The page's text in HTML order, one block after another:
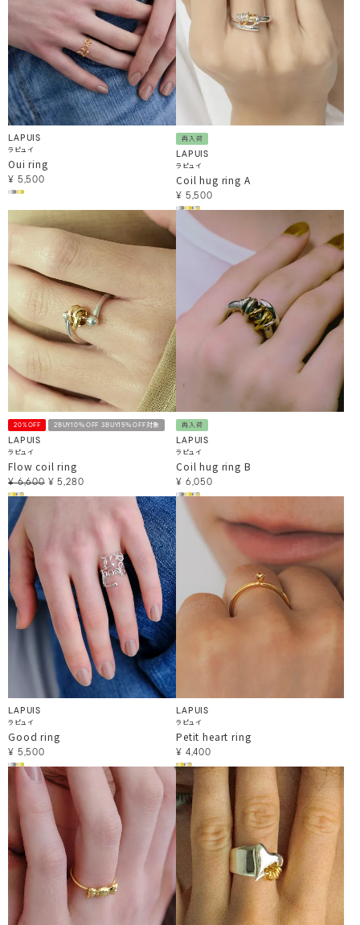
LAPUIS
ラピュイ
Oui ring
¥ 5,500
再入荷
LAPUIS
ラピュイ
Coil hug ring A
¥ 5,500
20%OFF 2BUY10％OFF 3BUY15％OFF対象
LAPUIS
ラピュイ
Flow coil ring
¥ 6,600 ¥ 5,280
再入荷
LAPUIS
ラピュイ
Coil hug ring B
¥ 6,050
LAPUIS
ラピュイ
Good ring
¥ 5,500
LAPUIS
ラピュイ
Petit heart ring
¥ 4,400